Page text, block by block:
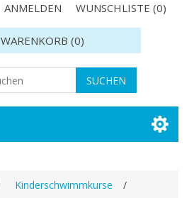
ANMELDEN WUNSCHLISTE (0)
WARENKORB (0)
Kinderschwimmkurse
/